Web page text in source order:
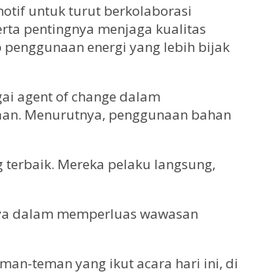
untuk turut berkolaborasi
pentingnya menjaga kualitas
energi yang lebih bijak
agent of change dalam
Menurutnya, penggunaan bahan
Mereka pelaku langsung,
dalam memperluas wawasan
teman yang ikut acara hari ini, di